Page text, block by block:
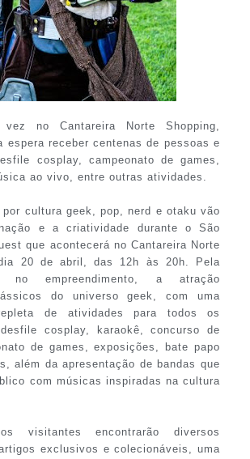
vez no Cantareira Norte Shopping,
espera receber centenas de pessoas e
cosplay, campeonato de games,
ao vivo, entre outras atividades.
cultura geek, pop, nerd e otaku vão
e a criatividade durante o São
que acontecerá no Cantareira Norte
20 de abril, das 12h às 20h. Pela
no empreendimento, a atração
do universo geek, com uma
de atividades para todos os
cosplay, karaokê, concurso de
de games, exposições, bate papo
além da apresentação de bandas que
com músicas inspiradas na cultura
visitantes encontrarão diversos
exclusivos e colecionáveis, uma